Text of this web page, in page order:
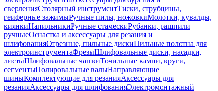
сверленияСтолярный инструментТиски, струбцины,
гейферные зажимыРучные пилы, ножовкиМолотки, кувалды,
киянкиНапильникиРучные стамескиРубанки, рашпили
ручныеОснастка и аксессуары для резания и
шлифованияОтрезные, пильные дискиПильные полотна для
электроинструментаФрезыШлифовальные диски, насадки,
листыШлифовальные чашкиТочильные камни, круги,
сегментыПолировальные валыНаправляющие
шиныКомплектующие для резанияАксессуары для
резанияАксессуары для шлифованияЭлектромонтажный